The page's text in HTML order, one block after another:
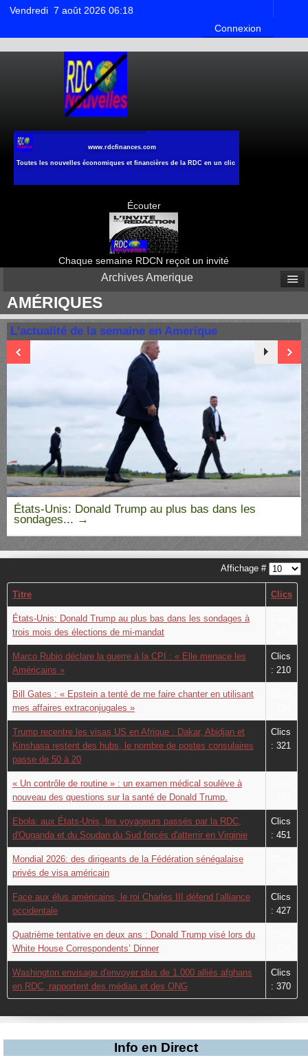
Vendredi 7 août 2026 06:18
Connexion
Toutes les nouvelles économiques et financières de la RDC en un clic
www.rdcfinances.com
Écouter
Chaque semaine RDCN reçoit un invité
Archives Amerique
AMÉRIQUES
L'actualité de la semaine en Amerique
États-Unis: Donald Trump au plus bas dans les
sondages...
Affichage #
Titre Clics
États-Unis: Donald Trump au plus bas dans les sondages à
trois mois des élections de mi-mandat
Marco Rubio déclare la guerre à la CPI : « Elle menace les
Américains »
Clics
: 210
Bill Gates : « Epstein a tenté de me faire chanter en utilisant
mes affaires extraconjugales »
Trump recentre les visas US en Afrique : Dakar, Abidjan et
Kinshasa restent des hubs, le nombre de postes consulaires
passe de 50 à 20
Clics
: 321
« Un contrôle de routine » : un examen médical soulève à
nouveau des questions sur la santé de Donald Trump.
Ebola: aux États-Unis, les voyageurs passés par la RDC,
d'Ouganda et du Soudan du Sud forcés d'atterrir en Virginie
Clics
: 451
Mondial 2026: des dirigeants de la Fédération sénégalaise
privés de visa américain
Face aux élus américains, le roi Charles III défend l’alliance
occidentale
Clics
: 427
Quatrième tentative en deux ans : Donald Trump visé lors du
White House Correspondents’ Dinner
Washington envisage d'envoyer plus de 1.000 alliés afghans
en RDC, rapportent des médias et des ONG
Clics
: 370
Info en Direct